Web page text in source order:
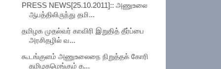
PRESS NEWS[25.10.2011]:: அணுஉலை
ஆபத்திலிருந்து தமி...
தமிழக முதல்வர் காவிரி இறுதித் தீர்ப்பை
அரசிதழில் வ...
கூடங்குளம் அணுஉலைநை நிறுத்தக் கோரி
தமிழகமெங்கும் த...